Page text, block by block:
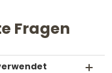
Fragen